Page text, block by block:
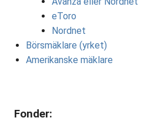
eToro
Nordnet
Börsmäklare (yrket)
Amerikanske mäklare
Fonder: